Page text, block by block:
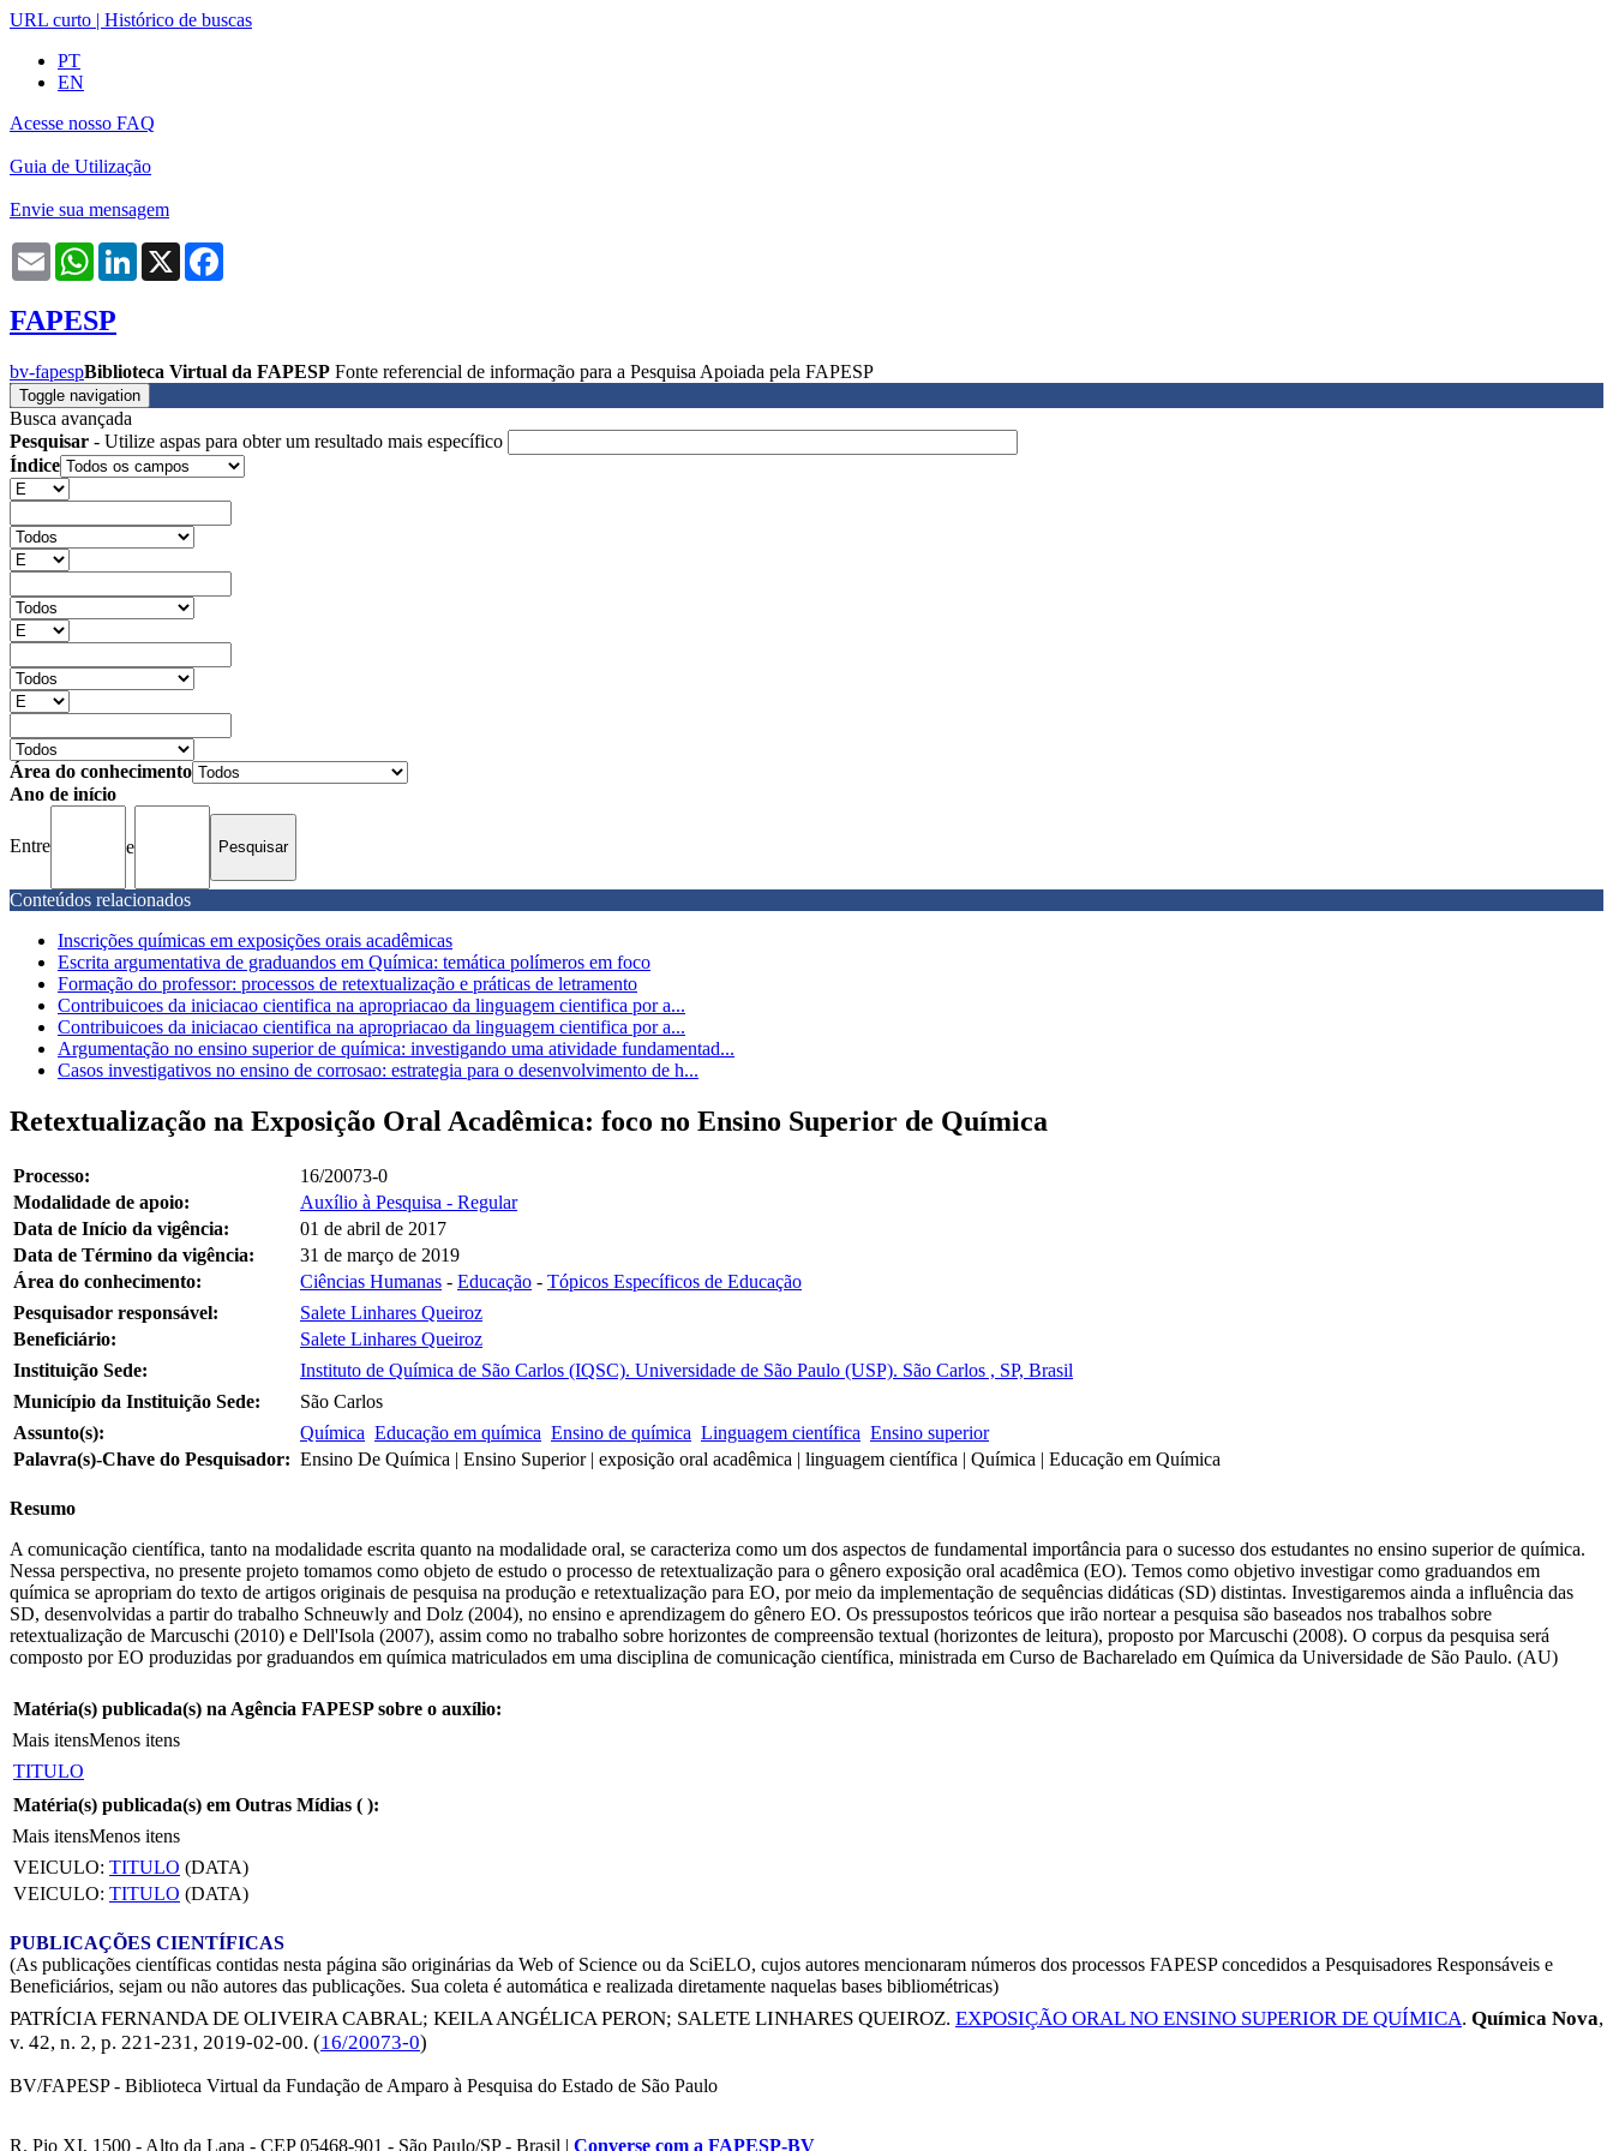
URL curto | Histórico de buscas
PT
EN
Acesse nosso FAQ
Guia de Utilização
Envie sua mensagem
Email WhatsAppLinkedIn
X
FAPESP
bv-fapespBiblioteca Virtual da FAPESP Fonte referencial de informação para a Pesquisa Apoiada pela FAPESP
Toggle navigation
Busca avançada
Pesquisar - Utilize aspas para obter um resultado mais específico
Índice
Área do conhecimento
Ano de início
Entre e
Conteúdos relacionados
Inscrições químicas em exposições orais acadêmicas
Escrita argumentativa de graduandos em Química: temática polímeros em foco
Formação do professor: processos de retextualização e práticas de letramento
Contribuicoes da iniciacao cientifica na apropriacao da linguagem cientifica por a...
Contribuicoes da iniciacao cientifica na apropriacao da linguagem cientifica por a...
Argumentação no ensino superior de química: investigando uma atividade fundamentad...
Casos investigativos no ensino de corrosao: estrategia para o desenvolvimento de h...
Retextualização na Exposição Oral Acadêmica: foco no Ensino Superior de Química
Processo:
16/20073-0
Modalidade de apoio:
Auxílio à Pesquisa - Regular
Data de Início da vigência:
01 de abril de 2017
Data de Término da vigência:
31 de março de 2019
Área do conhecimento:
Ciências Humanas - Educação - Tópicos Específicos de Educação
Pesquisador responsável:
Salete Linhares Queiroz
Beneficiário:
Salete Linhares Queiroz
Instituição Sede:
Instituto de Química de São Carlos (IQSC). Universidade de São Paulo (USP). São Carlos , SP, Brasil
Município da Instituição Sede:
São Carlos
Assunto(s):
Química Educação em química Ensino de química Linguagem científica Ensino superior
Palavra(s)-Chave do Pesquisador: Ensino De Química | Ensino Superior | exposição oral acadêmica | linguagem científica | Química | Educação em Química
Resumo
A comunicação científica, tanto na modalidade escrita quanto na modalidade oral, se caracteriza como um dos aspectos de fundamental importância para o sucesso dos estudantes no ensino superior de química.
Nessa perspectiva, no presente projeto tomamos como objeto de estudo o processo de retextualização para o gênero exposição oral acadêmica (EO). Temos como objetivo investigar como graduandos em
química se apropriam do texto de artigos originais de pesquisa na produção e retextualização para EO, por meio da implementação de sequências didáticas (SD) distintas. Investigaremos ainda a influência das
SD, desenvolvidas a partir do trabalho Schneuwly and Dolz (2004), no ensino e aprendizagem do gênero EO. Os pressupostos teóricos que irão nortear a pesquisa são baseados nos trabalhos sobre
retextualização de Marcuschi (2010) e Dell'Isola (2007), assim como no trabalho sobre horizontes de compreensão textual (horizontes de leitura), proposto por Marcuschi (2008). O corpus da pesquisa será
composto por EO produzidas por graduandos em química matriculados em uma disciplina de comunicação científica, ministrada em Curso de Bacharelado em Química da Universidade de São Paulo. (AU)
Matéria(s) publicada(s) na Agência FAPESP sobre o auxílio:
Mais itensMenos itens
TITULO
Matéria(s) publicada(s) em Outras Mídias ( ):
Mais itensMenos itens
VEICULO: TITULO (DATA)
VEICULO: TITULO (DATA)
PUBLICAÇÕES CIENTÍFICAS
(As publicações científicas contidas nesta página são originárias da Web of Science ou da SciELO, cujos autores mencionaram números dos processos FAPESP concedidos a Pesquisadores Responsáveis e
Beneficiários, sejam ou não autores das publicações. Sua coleta é automática e realizada diretamente naquelas bases bibliométricas)
PATRÍCIA FERNANDA DE OLIVEIRA CABRAL; KEILA ANGÉLICA PERON; SALETE LINHARES QUEIROZ. EXPOSIÇÃO ORAL NO ENSINO SUPERIOR DE QUÍMICA. Química Nova,
v. 42, n. 2, p. 221-231, 2019-02-00. (16/20073-0)
BV/FAPESP - Biblioteca Virtual da Fundação de Amparo à Pesquisa do Estado de São Paulo
R. Pio XI, 1500 - Alto da Lapa - CEP 05468-901 - São Paulo/SP - Brasil | Converse com a FAPESP-BV